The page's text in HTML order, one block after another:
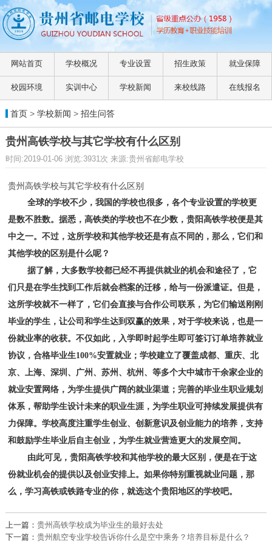
网站首页 学校概况 专业设置 招生政策 就业保障
校园环境 实训中心 学校新闻 来校线路 在线报名
首页> 学校新闻 > 招生问答
贵州高铁学校与其它学校有什么区别
时间:2019-01-06 浏览:3931次 来源:贵州省邮电学校
贵州高铁学校与其它学校有什么区别
全球的学校不少，我国的学校也很多，各个专业设置的学校更
是数不胜数。据悉，高铁类的学校也不在少数，贵阳高铁学校便是其
中之一。不过，这所学校和其他学校还是有点不同的，那么，它们和
其他学校的区别是什么呢？
据了解，大多数学校都已经不再提供就业的机会和途径了，它
们只是在学生找到工作后就会档案的迁移，给与一份派遣证。但是，
这所学校就不一样了，它们会直接与合作公司联系，为它们输送刚刚
毕业的学生，让公司和学生达到双赢的效果，对于学校来说，也是一
份就业率的收获。不仅如此，入学即时起学生即可签订订单培养就业
协议，合格毕业生100%安置就业；学校建立了覆盖成都、重庆、北
京、上海、深圳、广州、苏州、杭州、等多个大中城市干余家企业的
就业安置网络，为学生提供广阔的就业渠道；完善的毕业生职业规划
体系，帮助学生设计未来的职业生涯，为学生职业可持续发展提供有
力保障。学校高度注重学生创业、创新意识及创业能力的培养，支持
和鼓励学生毕业后自主创业，为学生就业营造更大的发展空间。
由此可见，贵阳高铁学校和其他学校的最大区别，便是在于这
份就业机会的提供以及创业安排上。如果你特别重视就业问题，那
么，学习高铁或铁路专业的你，就选这个贵阳地区的学校吧。
上一篇： 贵州高铁学校成为毕业生的最好去处
下一篇： 贵州航空专业学校告诉你什么是空中乘务？培养目标是什么？